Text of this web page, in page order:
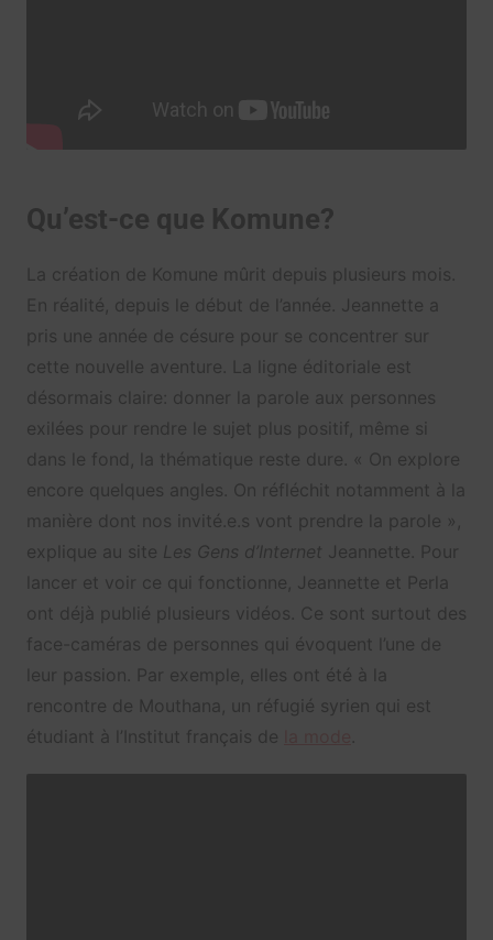
Qu’est-ce que Komune?
La création de Komune mûrit depuis plusieurs mois.
En réalité, depuis le début de l’année. Jeannette a
pris une année de césure pour se concentrer sur
cette nouvelle aventure. La ligne éditoriale est
désormais claire: donner la parole aux personnes
exilées pour rendre le sujet plus positif, même si
dans le fond, la thématique reste dure. « On explore
encore quelques angles. On réfléchit notamment à la
manière dont nos invité.e.s vont prendre la parole »,
explique au site Les Gens d’Internet Jeannette. Pour
lancer et voir ce qui fonctionne, Jeannette et Perla
ont déjà publié plusieurs vidéos. Ce sont surtout des
face-caméras de personnes qui évoquent l’une de
leur passion. Par exemple, elles ont été à la
rencontre de Mouthana, un réfugié syrien qui est
étudiant à l’Institut français de